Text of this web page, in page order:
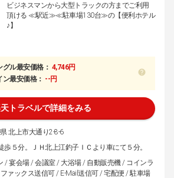
ビジネスマンから大型トラックの方までご利用
頂ける ≪駅近≫≪駐車場130台≫の【便利ホテル
♪】
グル最安価格： 4,746円
ン最安価格： --円
トラベルで詳細をみる
北上市大通り2-8-6
歩５分。ＪＨ北上江釣子ＩＣより車にて５分。
/ 宴会場 / 会議室 / 大浴場 / 自動販売機 / コインラ
ァックス送信可 / E-Mail送信可 / 宅配便 / 駐車場